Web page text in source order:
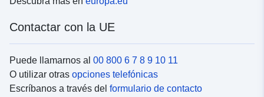
Contactar con la UE
Puede llamarnos al 00 800 6 7 8 9 10 11
O utilizar otras opciones telefónicas
Escríbanos a través del formulario de contacto